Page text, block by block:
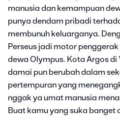
manusia dan kemampuan
punya dendam pribadi
membunuh keluarganya.
Perseus jadi motor
dewa Olympus. Kota Argos di
damai pun berubah dalam
pertempuran yang
nggak ya umat manusia
Buat kamu yang suka banget